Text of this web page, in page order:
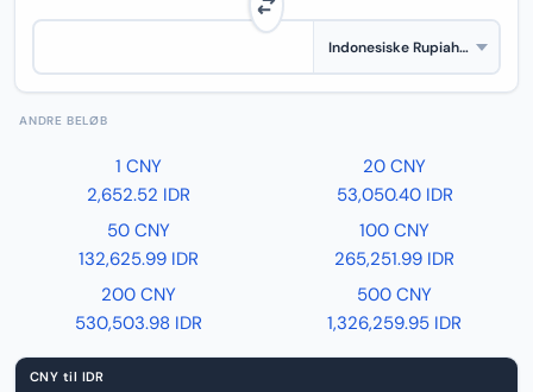
ANDRE BELØB
1 CNY
2,652.52 IDR
20 CNY
53,050.40 IDR
50 CNY
132,625.99 IDR
100 CNY
265,251.99 IDR
200 CNY
530,503.98 IDR
500 CNY
1,326,259.95 IDR
CNY til IDR